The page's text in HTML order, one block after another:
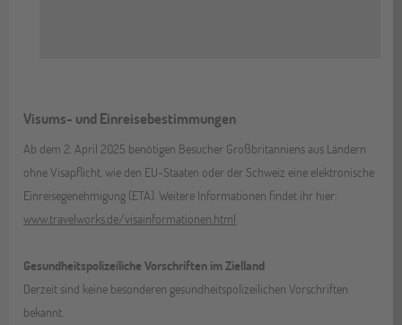
Visums- und Einreisebestimmungen
Ab dem 2. April 2025 benötigen Besucher Großbritanniens aus Ländern
ohne Visapflicht, wie den EU-Staaten oder der Schweiz eine elektronische
Einreisegenehmigung (ETA). Weitere Informationen findet ihr hier:
www.travelworks.de/visainformationen.html
Gesundheitspolizeiliche Vorschriften im Zielland
Derzeit sind keine besonderen gesundheitspolizeilichen Vorschriften
bekannt.